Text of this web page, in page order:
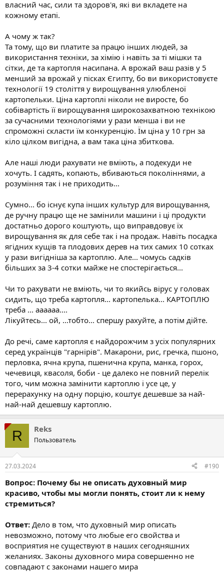
власний час, сили та здоров'я, які ви вкладете на
кожному етапі.
А чому ж так?
Та тому, що ви платите за працю інших людей, за
використання техніки, за хімію і навіть за ті мішки та
сітки, де та картопля насипана. А врожай ваш разів у 5
менший за врожай у пісках Єгипту, бо ви використовуєте
технології 19 століття у вирощування улюбленої
картопельки. Ціна картоплі ніколи не виросте, бо
собівартість її вирощування широкозахватною технікою
за сучасними технологіями у рази менша і ви не
спроможні скласти їм конкуренцію. Їм ціна у 10 грн за
кіло цілком вигідна, а вам така ціна збиткова.
Але наші люди рахувати не вміють, а подекуди не
хочуть. І садять, копають, вбиваються поколіннями, а
розуміння так і не приходить...
Сумно... бо існує купа інших культур для вирощування,
де ручну працю ще не замінили машини і ці продукти
достатньо дорого коштують, що виправдовує їх
вирощування як для себе так і на продаж. Навіть посадка
ягідних кущів та плодових дерев на тих самих 10 сотках
у рази вигідніша за картоплю. Але... чомусь садків
більших за 3-4 сотки майже не спостерігається...
Чи то рахувати не вміють, чи то якийсь вірус у головах
сидить, що треба картопля... картопелька... КАРТОПЛЮ
треба ... аааааа....
Лікуйтесь... ой, ...тобто... спершу рахуйте, а потім дійте.
До речі, саме картопля є найдорожчим з усіх популярних
серед українців "гарнірів". Макарони, рис, гречка, пшоно,
перловка, ячна крупа, пшенична крупа, манка, горох,
чечевиця, квасоля, боби - це далеко не повний перелік
того, чим можна замінити картоплю і усе це, у
перерахунку на одну порцію, коштує дешевше за най-
най-най дешевшу картоплю.
R Reks
Пользователь
27.03.2024 #190
Вопрос: Почему бы не описать духовный мир
красиво, чтобы мы могли понять, стоит ли к нему
стремиться?
Ответ: Дело в том, что духовный мир описать
невозможно, потому что любые его свойства и
восприятия не существуют в наших сегодняшних
желаниях. Законы духовного мира совершенно не
совпадают с законами нашего мира